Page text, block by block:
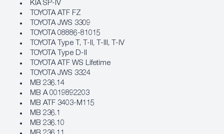
KIA SP-IV
TOYOTA ATF FZ
TOYOTA JWS 3309
TOYOTA 08886-81015
TOYOTA Type T, T-II, T-III, T-IV
TOYOTA Type D-II
TOYOTA ATF WS Lifetime
TOYOTA JWS 3324
MB 236.14
MB A 0019892203
MB ATF 3403-M115
MB 236.1
MB 236.10